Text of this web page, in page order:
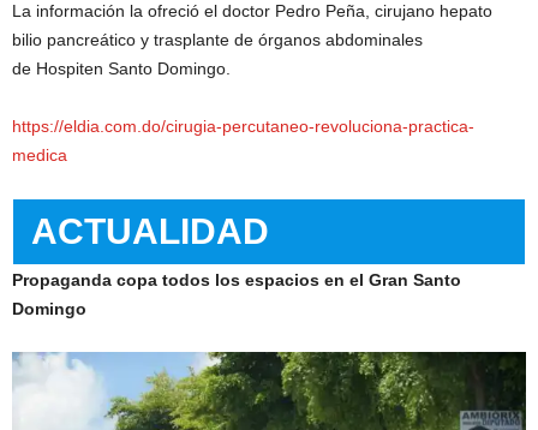
La información la ofreció el doctor Pedro Peña, cirujano hepato
bilio pancreático y trasplante de órganos abdominales
de Hospiten Santo Domingo.
https://eldia.com.do/cirugia-percutaneo-revoluciona-practica-
medica
ACTUALIDAD
Propaganda copa todos los espacios en el Gran Santo
Domingo